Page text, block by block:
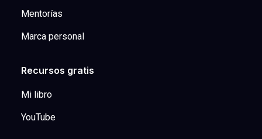
Mentorías
Marca personal
Recursos gratis
Mi libro
YouTube